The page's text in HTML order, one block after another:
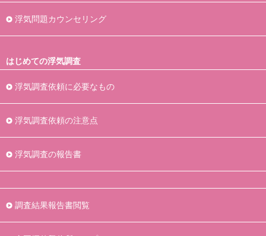
浮気問題カウンセリング
はじめての浮気調査
浮気調査依頼に必要なもの
浮気調査依頼の注意点
浮気調査の報告書
調査結果報告書閲覧